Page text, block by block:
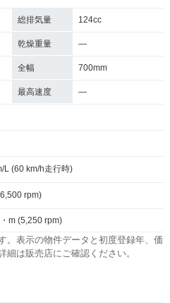
総排気量 124cc
乾燥重量 ―
全幅 700mm
最高速度 ―
L (60 km/h走行時)
rpm)
m (5,250 rpm)
。表示の物件データと初度登録年、価
は販売店にご確認ください。